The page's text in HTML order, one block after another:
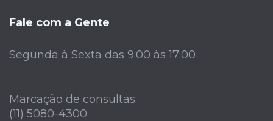
Fale com a Gente
Segunda à Sexta das 9:00 às 17:00
Marcação de consultas:
(11) 5080-4300